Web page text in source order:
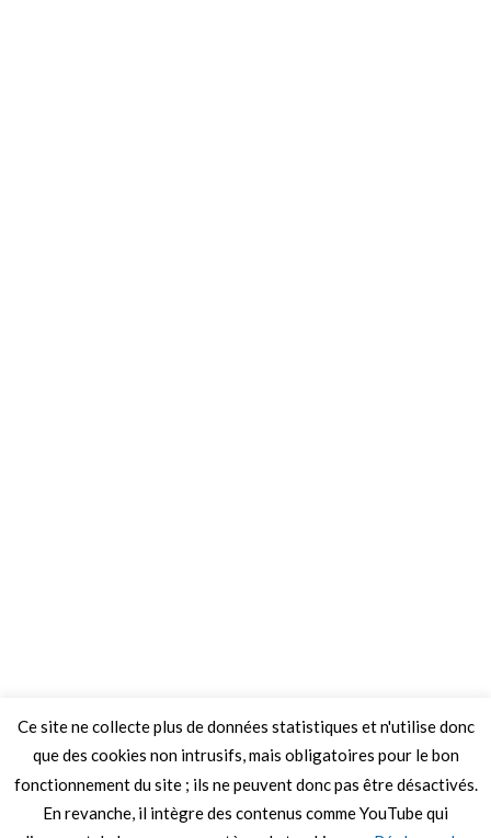
Ce site ne collecte plus de données statistiques et n'utilise donc
que des cookies non intrusifs, mais obligatoires pour le bon
fonctionnement du site ; ils ne peuvent donc pas être désactivés.
En revanche, il intègre des contenus comme YouTube qui